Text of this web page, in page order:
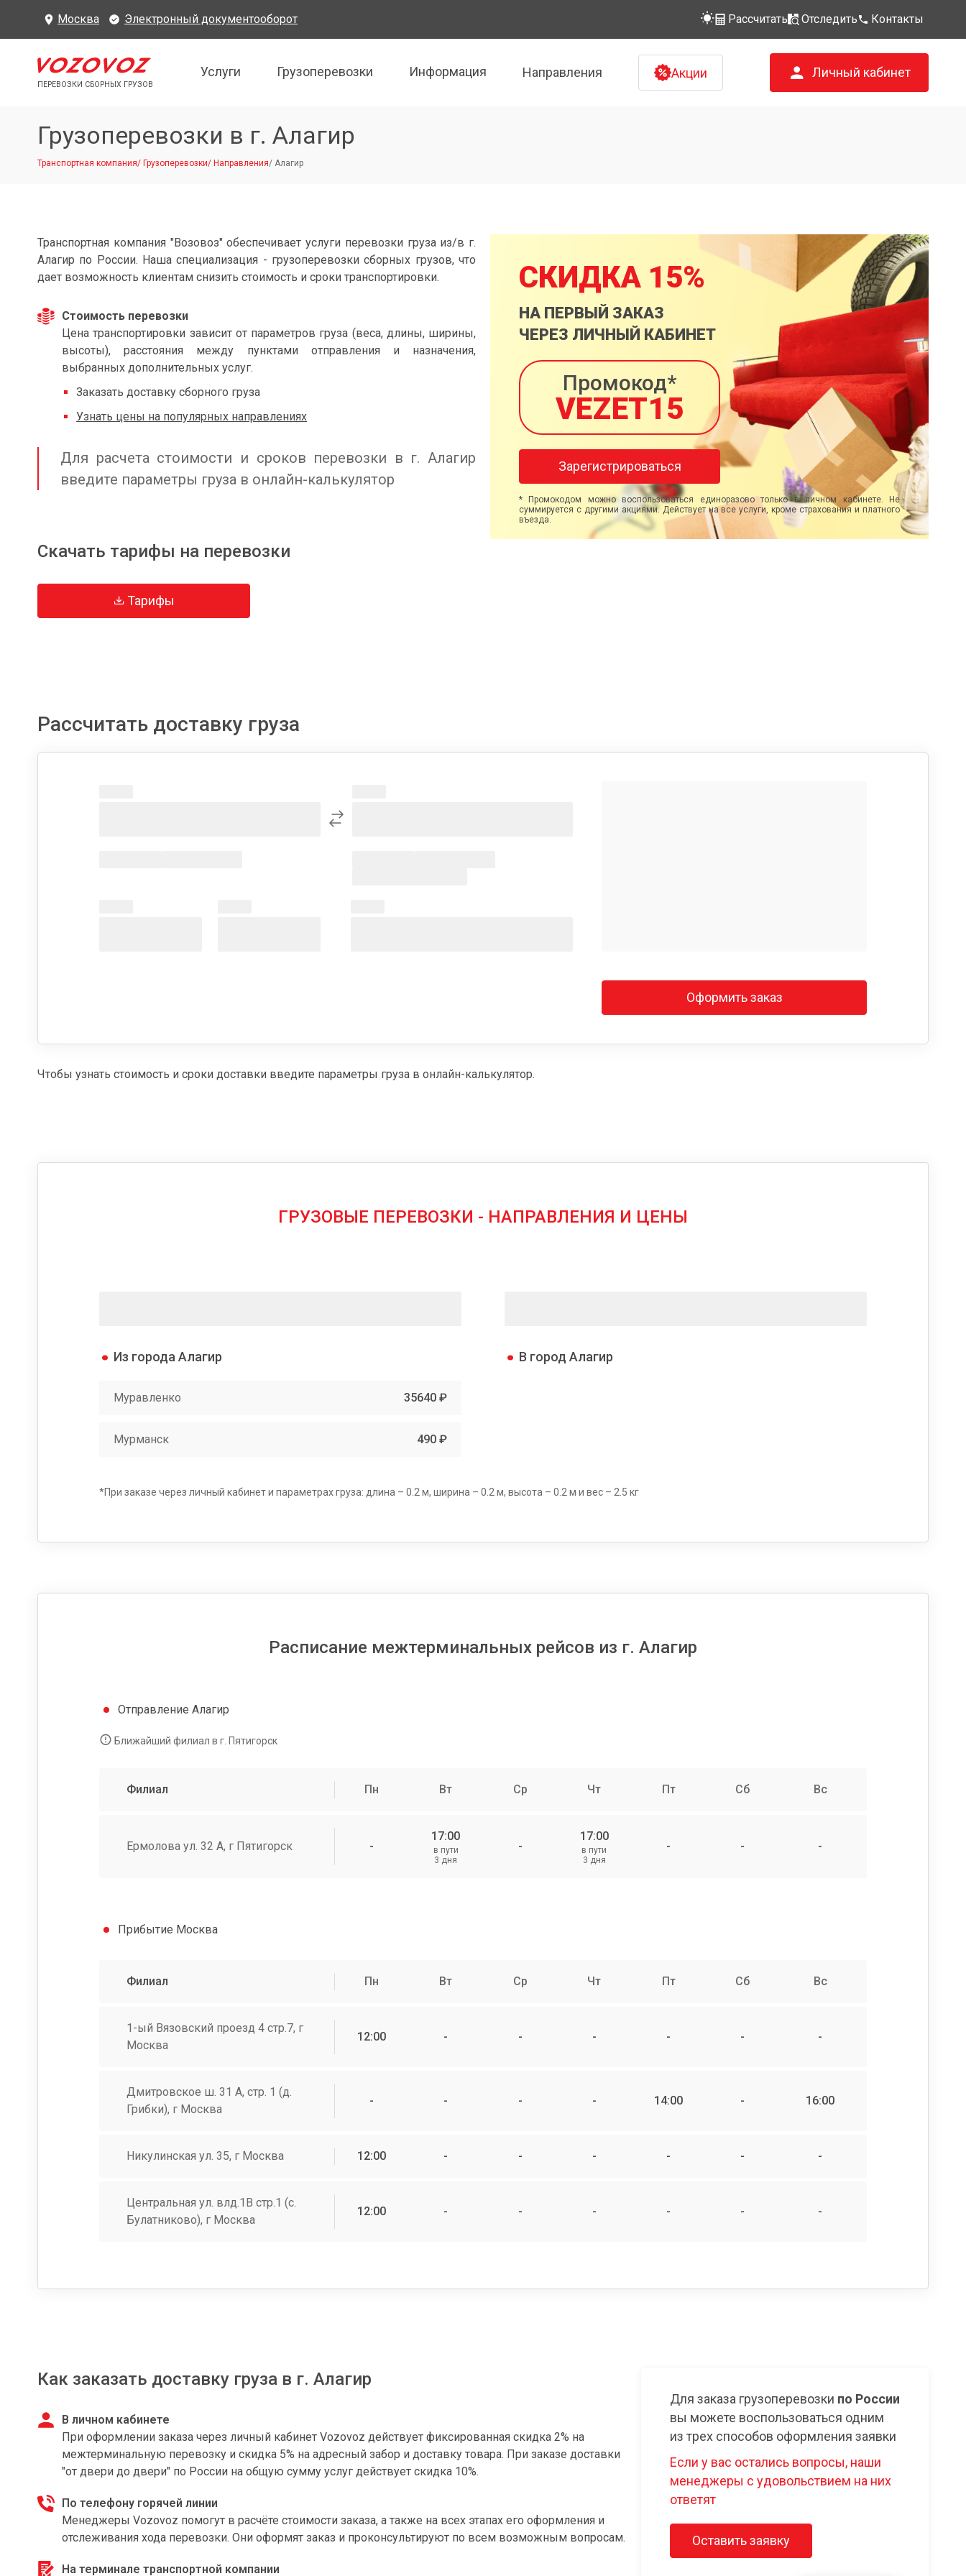
Москва Электронный документооборот Рассчитать Отследить Контакты
ПЕРЕВОЗКИ СБОРНЫХ ГРУЗОВ
Услуги Грузоперевозки Информация Направления Акции Личный кабинет
Грузоперевозки в г. Алагир
Транспортная компания/ Грузоперевозки/ Направления/ Алагир
Транспортная компания "Возовоз" обеспечивает услуги перевозки груза из/в г.
Алагир по России. Наша специализация - грузоперевозки сборных грузов, что
дает возможность клиентам снизить стоимость и сроки транспортировки.
Стоимость перевозки
Цена транспортировки зависит от параметров груза (веса, длины, ширины,
высоты), расстояния между пунктами отправления и назначения,
выбранных дополнительных услуг.
Заказать доставку сборного груза
Узнать цены на популярных направлениях
Для расчета стоимости и сроков перевозки в г. Алагир
введите параметры груза в онлайн-калькулятор
Скачать тарифы на перевозки
Тарифы
СКИДКА 15%
НА ПЕРВЫЙ ЗАКАЗ
ЧЕРЕЗ ЛИЧНЫЙ КАБИНЕТ
Промокод*
VEZET15
Зарегистрироваться
* Промокодом можно воспользоваться единоразово только в личном кабинете. Не
суммируется с другими акциями. Действует на все услуги, кроме страхования и платного
въезда.
Рассчитать доставку груза
Оформить заказ
Чтобы узнать стоимость и сроки доставки введите параметры груза в онлайн-калькулятор.
ГРУЗОВЫЕ ПЕРЕВОЗКИ - НАПРАВЛЕНИЯ И ЦЕНЫ
Из города Алагир
Муравленко 35640 ₽
Мурманск 490 ₽
В город Алагир
*При заказе через личный кабинет и параметрах груза: длина – 0.2 м, ширина – 0.2 м, высота – 0.2 м и вес – 2.5 кг
Расписание межтерминальных рейсов из г. Алагир
Отправление Алагир
Ближайший филиал в г. Пятигорск
Филиал Пн Вт Ср Чт Пт Сб Вс
Ермолова ул. 32 А, г Пятигорск -
17:00
в пути
3 дня
-
17:00
в пути
3 дня
- - -
Прибытие Москва
Филиал Пн Вт Ср Чт Пт Сб Вс
1-ый Вязовский проезд 4 стр.7, г
Москва
12:00 - - - - - -
Дмитровское ш. 31 А, стр. 1 (д.
Грибки), г Москва
- - - - 14:00 - 16:00
Никулинская ул. 35, г Москва 12:00 - - - - - -
Центральная ул. влд.1В стр.1 (с.
Булатниково), г Москва
12:00 - - - - - -
Как заказать доставку груза в г. Алагир
В личном кабинете
При оформлении заказа через личный кабинет Vozovoz действует фиксированная скидка 2% на
межтерминальную перевозку и скидка 5% на адресный забор и доставку товара. При заказе доставки
"от двери до двери" по России на общую сумму услуг действует скидка 10%.
По телефону горячей линии
Менеджеры Vozovoz помогут в расчёте стоимости заказа, а также на всех этапах его оформления и
отслеживания хода перевозки. Они оформят заказ и проконсультируют по всем возможным вопросам.
На терминале транспортной компании
Для заказа грузоперевозки по России
вы можете воспользоваться одним
из трех способов оформления заявки
Если у вас остались вопросы, наши
менеджеры с удовольствием на них
ответят
Оставить заявку